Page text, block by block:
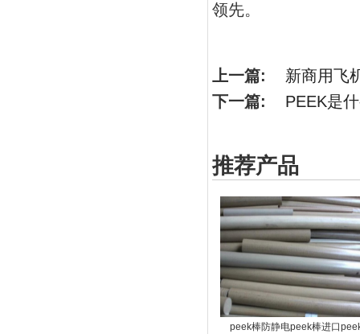
领先。
上一篇: 新商用飞
下一篇: PEEK是
推荐产品
peek棒防静电peek棒进口